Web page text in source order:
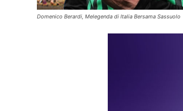
Domenico Berardi, Melegenda di Italia Bersama Sassuolo